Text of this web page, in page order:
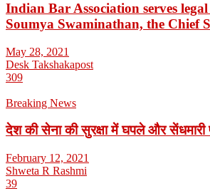
Indian Bar Association serves
Soumya Swaminathan, the Chief
May 28, 2021
Desk Takshakapost
309
Breaking News
देश की सेना की सुरक्षा में घपले और सेंधमारी
February 12, 2021
Shweta R Rashmi
39